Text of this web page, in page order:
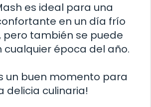
es ideal para una
en un día frío
pero también se puede
cualquier época del año.
un buen momento para
delicia culinaria!